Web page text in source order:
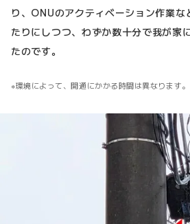
り、ONUのアクティベーション作業な
たりにしつつ、わずか数十分で我が家
たのです。
環境によって、開通にかかる時間は異なります。